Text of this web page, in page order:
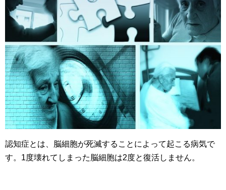
認知症とは、脳細胞が死滅することによって起こる病気で
す。1度壊れてしまった脳細胞は2度と復活しません。